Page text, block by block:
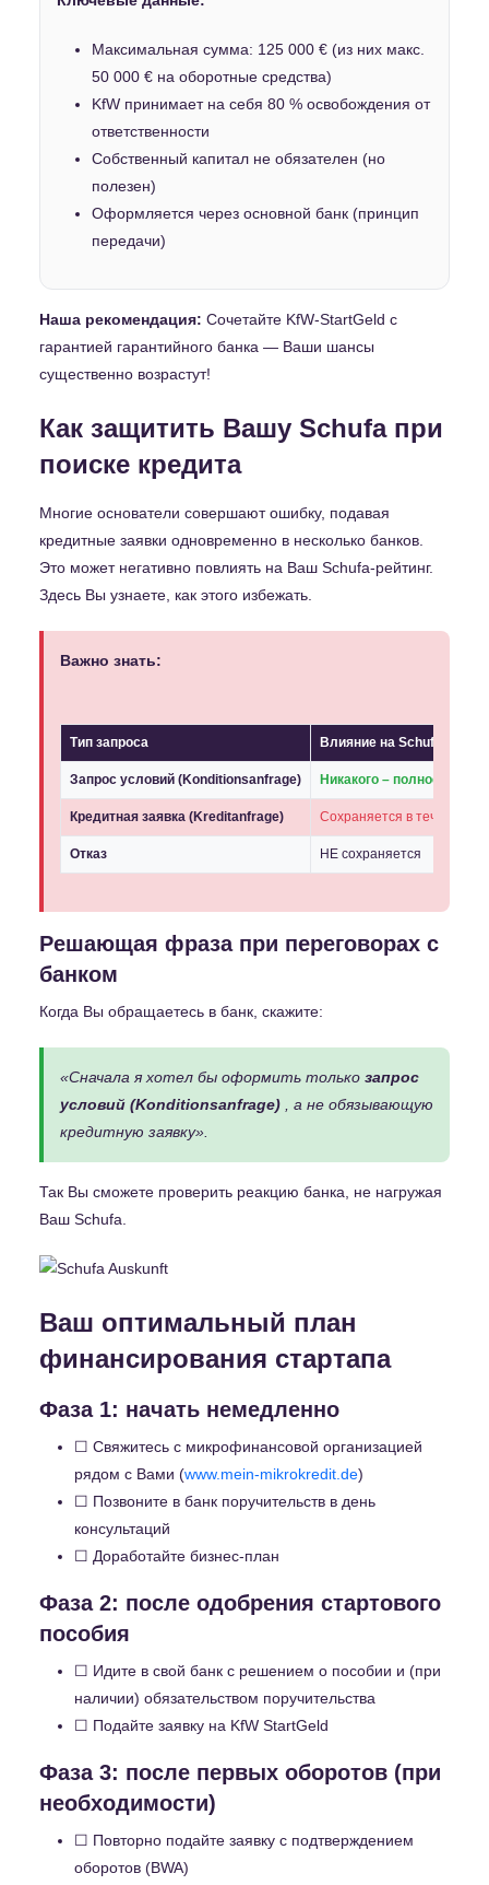
Максимальная сумма: 125 000 € (из них макс.
50 000 € на оборотные средства)
KfW принимает на себя 80 % освобождения от
ответственности
Собственный капитал не обязателен (но
полезен)
Оформляется через основной банк (принцип
передачи)
Наша рекомендация: Сочетайте KfW-StartGeld с
гарантией гарантийного банка — Ваши шансы
существенно возрастут!
Как защитить Вашу Schufa при
поиске кредита
Многие основатели совершают ошибку, подавая
кредитные заявки одновременно в несколько банков.
Это может негативно повлиять на Ваш Schufa-рейтинг.
Здесь Вы узнаете, как этого избежать.
Важно знать:
Тип запроса Влияние на Schufa
Запрос условий (Konditionsanfrage) Никакого – полностью
Кредитная заявка (Kreditanfrage) Сохраняется в течение
Отказ НЕ сохраняется
Решающая фраза при переговорах с
банком
Когда Вы обращаетесь в банк, скажите:
«Сначала я хотел бы оформить только запрос
условий (Konditionsanfrage)
, а не обязывающую
кредитную заявку».
Так Вы сможете проверить реакцию банка, не нагружая
Ваш Schufa.
Ваш оптимальный план
финансирования стартапа
Фаза 1: начать немедленно
☐ Свяжитесь с микрофинансовой организацией
рядом с Вами (www.mein-mikrokredit.de)
☐ Позвоните в банк поручительств в день
консультаций
☐ Доработайте бизнес-план
Фаза 2: после одобрения стартового
пособия
☐ Идите в свой банк с решением о пособии и (при
наличии) обязательством поручительства
☐ Подайте заявку на KfW StartGeld
Фаза 3: после первых оборотов (при
необходимости)
☐ Повторно подайте заявку с подтверждением
оборотов (BWA)